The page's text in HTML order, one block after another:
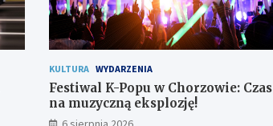
KULTURA WYDARZENIA
Festiwal K-Popu w Chorzowie: Czas
na muzyczną eksplozję!